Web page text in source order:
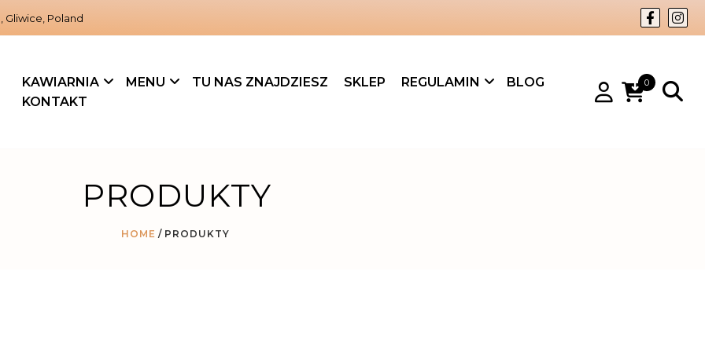
Gliwice, Poland
KAWIARNIA MENU TU NAS ZNAJDZIESZ SKLEP REGULAMIN
BLOG
KONTAKT
0
PRODUKTY
HOME PRODUKTY